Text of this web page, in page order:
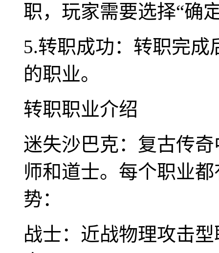
职，玩家需要选择“确
5.转职成功：转职完
的职业。
转职职业介绍
迷失沙巴克：复古传
师和道士。每个职业
势：
战士：近战物理攻击